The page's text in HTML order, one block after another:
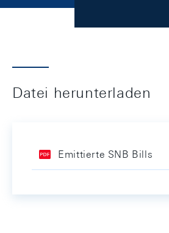
Datei herunterladen
Emittierte SNB Bills